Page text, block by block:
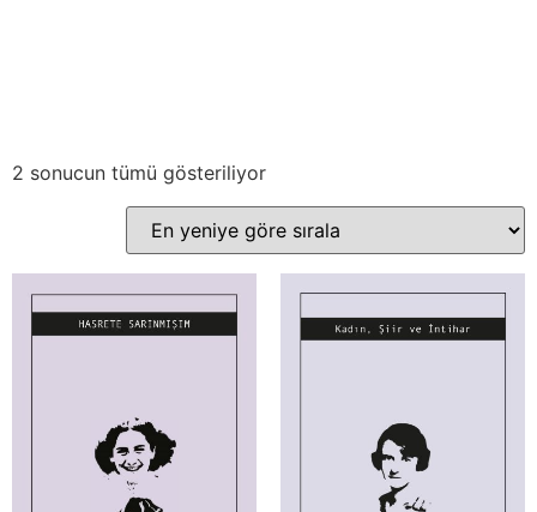
2 sonucun tümü gösteriliyor